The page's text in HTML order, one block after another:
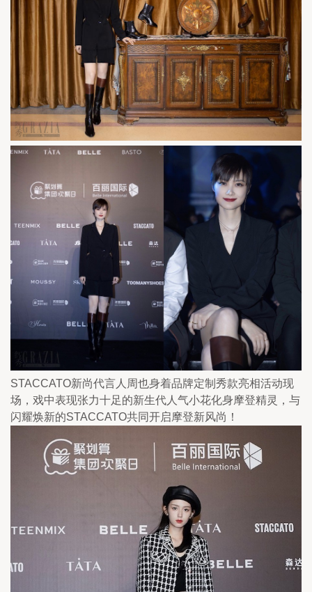
STACCATO新尚代言人周也身着品牌定制秀款亮相活动现
场，戏中表现张力十足的新生代人气小花化身摩登精灵，与
闪耀焕新的STACCATO共同开启摩登新风尚！